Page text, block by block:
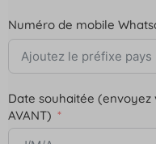
Numéro de mobile
Date souhaitée (envoyez
AVANT)